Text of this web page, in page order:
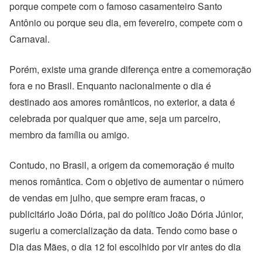
porque compete com o famoso casamenteiro Santo
Antônio ou porque seu dia, em fevereiro, compete com o
Carnaval.
Porém, existe uma grande diferença entre a comemoração
fora e no Brasil. Enquanto nacionalmente o dia é
destinado aos amores românticos, no exterior, a data é
celebrada por qualquer que ame, seja um parceiro,
membro da família ou amigo.
Contudo, no Brasil, a origem da comemoração é muito
menos romântica. Com o objetivo de aumentar o número
de vendas em julho, que sempre eram fracas, o
publicitário João Dória, pai do político João Dória Júnior,
sugeriu a comercialização da data. Tendo como base o
Dia das Mães, o dia 12 foi escolhido por vir antes do dia